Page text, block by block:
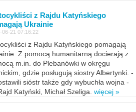
z Rajdu Katyńskiego
Ukrainie
06-21 07:16:22
z Rajdu Katyńskiego pomagają
Z pomocą humanitarną docierają z
m.in. do Plebanówki w okręgu
gdzie posługują siostry Albertynki. -
sióstr także gdy wybuchła wojna -
Katyński, Michał Szeliga. więcej »